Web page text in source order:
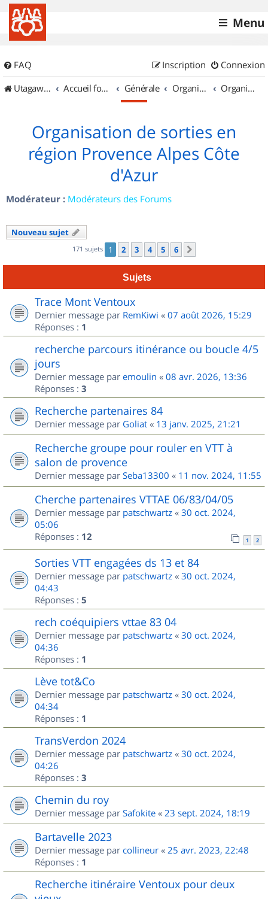
Menu
FAQ Connexion
Inscription
UtagawaVTT (Randos VTT et VTTAE avec traces GPS)
Accueil forum Générale Organisation de sorties & Recherche de partenaires Organisation de sorties en région Provence Alpes Côte d'Azur
Organisation de sorties en
région Provence Alpes Côte
d'Azur
Modérateur : Modérateurs des Forums
Nouveau sujet
171 sujets 1 2 3 4 5 6
Sujets
Trace Mont Ventoux
Dernier message par RemKiwi « 07 août 2026, 15:29
Réponses : 1
recherche parcours itinérance ou boucle 4/5
jours
Dernier message par emoulin « 08 avr. 2026, 13:36
Réponses : 3
Recherche partenaires 84
Dernier message par Goliat « 13 janv. 2025, 21:21
Recherche groupe pour rouler en VTT à
salon de provence
Dernier message par Seba13300 « 11 nov. 2024, 11:55
Cherche partenaires VTTAE 06/83/04/05
Dernier message par patschwartz « 30 oct. 2024,
05:06
Réponses : 12 1 2
Sorties VTT engagées ds 13 et 84
Dernier message par patschwartz « 30 oct. 2024,
04:43
Réponses : 5
rech coéquipiers vttae 83 04
Dernier message par patschwartz « 30 oct. 2024,
04:36
Réponses : 1
Lève tot&Co
Dernier message par patschwartz « 30 oct. 2024,
04:34
Réponses : 1
TransVerdon 2024
Dernier message par patschwartz « 30 oct. 2024,
04:26
Réponses : 3
Chemin du roy
Dernier message par Safokite « 23 sept. 2024, 18:19
Bartavelle 2023
Dernier message par collineur « 25 avr. 2023, 22:48
Réponses : 1
Recherche itinéraire Ventoux pour deux